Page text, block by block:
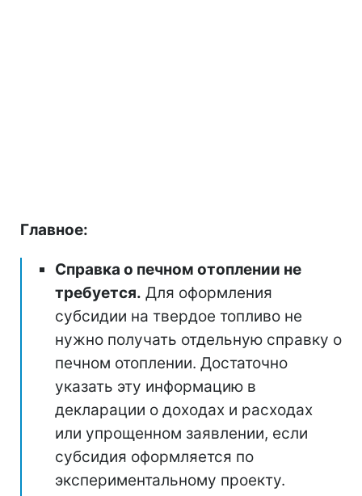
Главное:
Справка о печном отоплении не
требуется. Для оформления
субсидии на твердое топливо не
нужно получать отдельную справку о
печном отоплении. Достаточно
указать эту информацию в
декларации о доходах и расходах
или упрощенном заявлении, если
субсидия оформляется по
экспериментальному проекту.